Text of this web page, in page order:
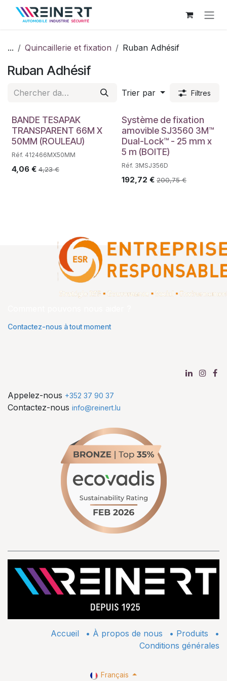
Se rendre au contenu
... Quincaillerie et fixation Ruban Adhésif
Ruban Adhésif
Trier par Filtres
BANDE TESAPAK
TRANSPARENT 66M X
50MM (ROULEAU)
Réf. 412466MX50MM
4,06 € 4,23€
Système de fixation
amovible SJ3560 3M™
Dual-Lock™ - 25 mm x
5 m (BOITE)
Réf. 3MSJ356D
192,72 € 200,75€
Contactez-nous à tout moment
Appelez-nous +352 37 90 37
Contactez-nous info@reinert.lu
Accueil • À propos de nous • ​Produits
•
Conditions générales
Français